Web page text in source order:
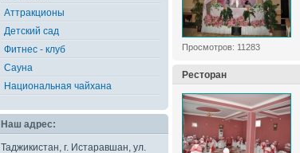
Просмотров: 11283
Ресторан
Аттракционы
Детский сад
Фитнес - клуб
Сауна
Национальная чайхана
Наш адрес:
Таджикистан, г. Истаравшан, ул.